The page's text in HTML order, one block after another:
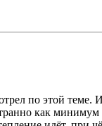
по этой
как